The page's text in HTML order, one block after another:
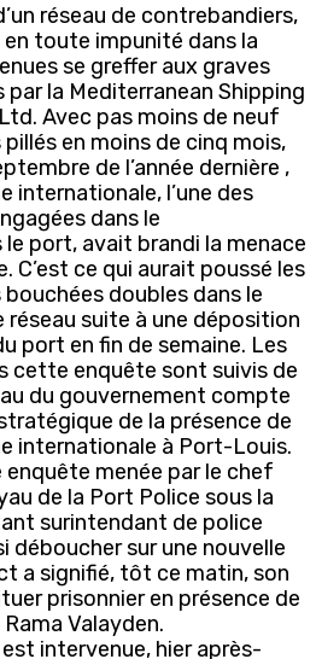
réseau de contrebandiers,
toute impunité dans la
se greffer aux graves
la Mediterranean Shipping
Avec pas moins de neuf
en moins de cinq mois,
de l’année dernière ,
internationale, l’une des
dans le
port, avait brandi la menace
C’est ce qui aurait poussé les
doubles dans le
suite à une déposition
port en fin de semaine. Les
cette enquête sont suivis de
du gouvernement compte
de la présence de
internationale à Port-Louis.
enquête menée par le chef
de la Port Police sous la
surintendant de police
déboucher sur une nouvelle
a signifié, tôt ce matin, son
prisonnier en présence de
Valayden.
intervenue, hier après-